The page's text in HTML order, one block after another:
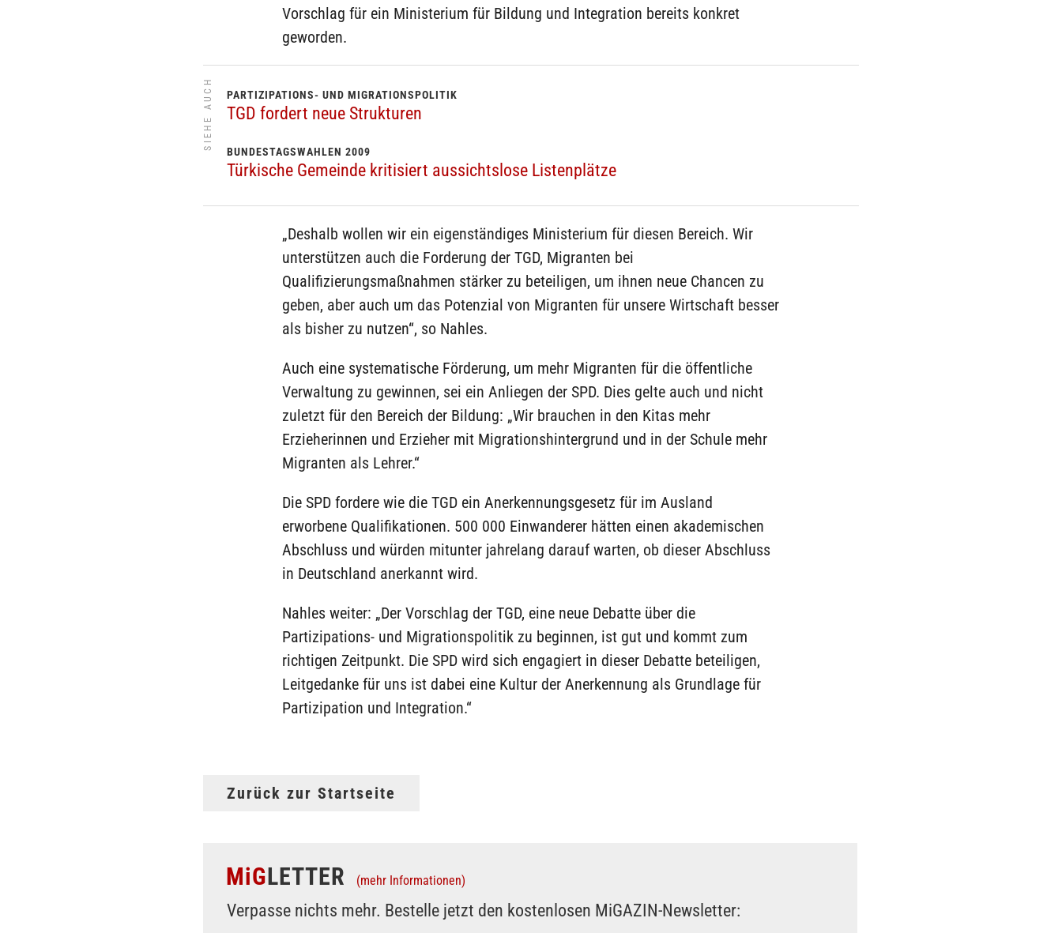
Vorschlag für ein Ministerium für Bildung und Integration bereits konkret
geworden.
SIEHE AUCH PARTIZIPATIONS- UND MIGRATIONSPOLITIK
TGD fordert neue Strukturen
BUNDESTAGSWAHLEN 2009
Türkische Gemeinde kritisiert aussichtslose Listenplätze
„Deshalb wollen wir ein eigenständiges Ministerium für diesen Bereich. Wir
unterstützen auch die Forderung der TGD, Migranten bei
Qualifizierungsmaßnahmen stärker zu beteiligen, um ihnen neue Chancen zu
geben, aber auch um das Potenzial von Migranten für unsere Wirtschaft besser
als bisher zu nutzen“, so Nahles.
Auch eine systematische Förderung, um mehr Migranten für die öffentliche
Verwaltung zu gewinnen, sei ein Anliegen der SPD. Dies gelte auch und nicht
zuletzt für den Bereich der Bildung: „Wir brauchen in den Kitas mehr
Erzieherinnen und Erzieher mit Migrationshintergrund und in der Schule mehr
Migranten als Lehrer.“
Die SPD fordere wie die TGD ein Anerkennungsgesetz für im Ausland
erworbene Qualifikationen. 500 000 Einwanderer hätten einen akademischen
Abschluss und würden mitunter jahrelang darauf warten, ob dieser Abschluss
in Deutschland anerkannt wird.
Nahles weiter: „Der Vorschlag der TGD, eine neue Debatte über die
Partizipations- und Migrationspolitik zu beginnen, ist gut und kommt zum
richtigen Zeitpunkt. Die SPD wird sich engagiert in dieser Debatte beteiligen,
Leitgedanke für uns ist dabei eine Kultur der Anerkennung als Grundlage für
Partizipation und Integration.“
Zurück zur Startseite
MiGLETTER (mehr Informationen)
Verpasse nichts mehr. Bestelle jetzt den kostenlosen MiGAZIN-Newsletter: